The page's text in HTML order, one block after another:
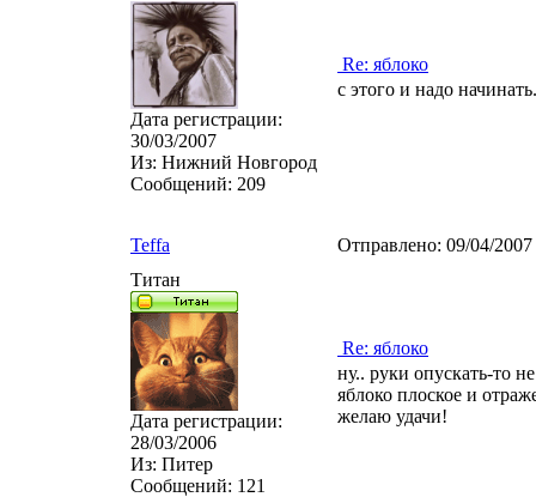
Дата регистрации:
30/03/2007
Из: Нижний Новгород
Сообщений: 209
Re: яблоко
с этого и надо
Teffa Отправлено: 09/04/
Титан
Дата регистрации:
28/03/2006
Из: Питер
Сообщений: 121
Re: яблоко
ну.. руки опускать-то
яблоко плоское и
желаю удачи!